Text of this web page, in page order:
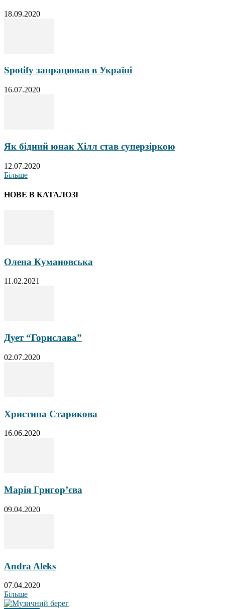
18.09.2020
Spotify запрацював в Україні
16.07.2020
Як бідний юнак Хілл став суперзіркою
12.07.2020
Більше
НОВЕ В КАТАЛОЗІ
Олена Кумановська
11.02.2021
Дует “Горислава”
02.07.2020
Христина Старикова
16.06.2020
Марія Григор’єва
09.04.2020
Andra Aleks
07.04.2020
Більше